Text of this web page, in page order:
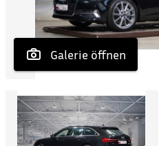
Galerie öffnen